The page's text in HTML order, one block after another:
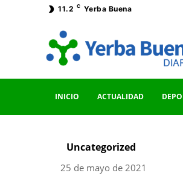
11.2 C Yerba Buena
INICIO ACTUALIDAD
Uncategorized
25 de mayo de 2021